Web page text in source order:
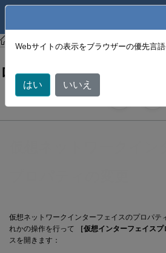
XenCenter XenCenter
仮想ネットワークインターフェイスのプロパテ
れかの操作を行って
［仮想インターフェイスプ
スを開きます：
仮想ネットワークイン
ロパティの変更
June 18, 2024
X
Webサイトの表示をブラウザーの優先言
はい いいえ